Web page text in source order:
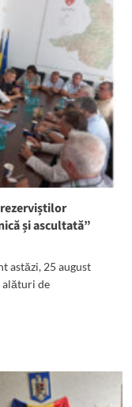
și ascultată”
astăzi, 25 august
alături de